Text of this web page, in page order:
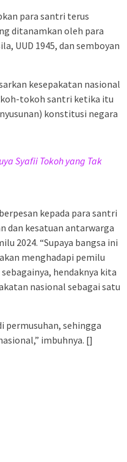
para santri terus
ditanamkan oleh para
UUD 1945, dan semboyan
kesepakatan nasional
tokoh santri ketika itu
konstitusi negara
Syafii Tokoh yang Tak
kepada para santri
dan kesatuan antarwarga
2024. “Supaya bangsa ini
menghadapi pemilu
hendaknya kita
nasional sebagai satu
permusuhan, sehingga
imbuhnya. []